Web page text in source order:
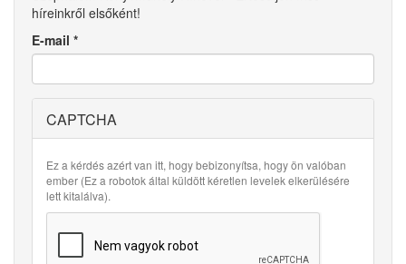
híreinkről elsőként!
E-mail *
CAPTCHA
Ez a kérdés azért van itt, hogy bebizonyítsa, hogy ön valóban
ember (Ez a robotok által küldött kéretlen levelek elkerülésére
lett kitalálva).